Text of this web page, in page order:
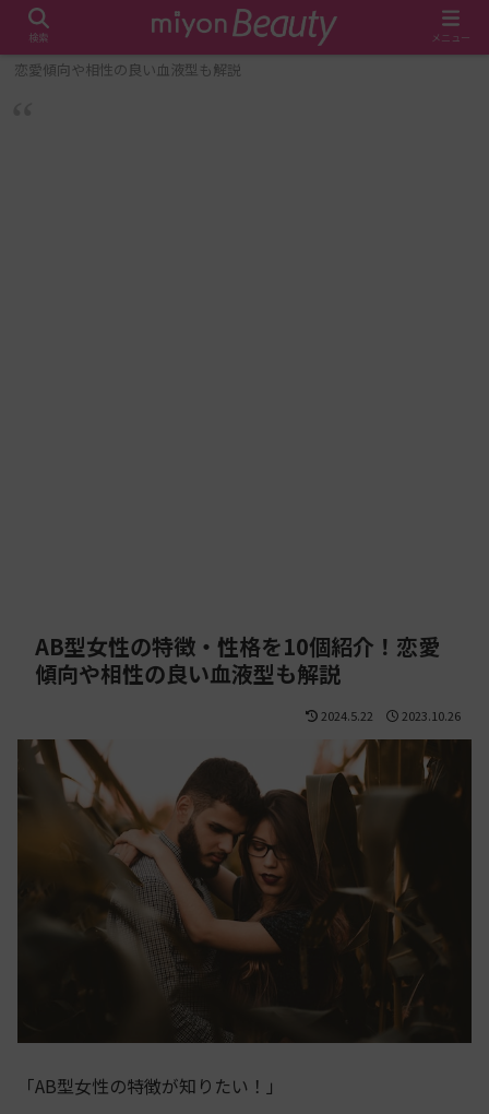
ホーム スピリチュアル
AB型女性の特徴・性格を10個紹介！
恋愛傾向や相性の良い血液型も解説
AB型女性の特徴・性格を10個紹介！恋愛
傾向や相性の良い血液型も解説
2024.5.22 2023.10.26
「AB型女性の特徴が知りたい！」
検索 メニュー